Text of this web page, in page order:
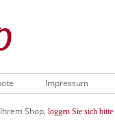
Impressum
Shop, loggen Sie sich bitte